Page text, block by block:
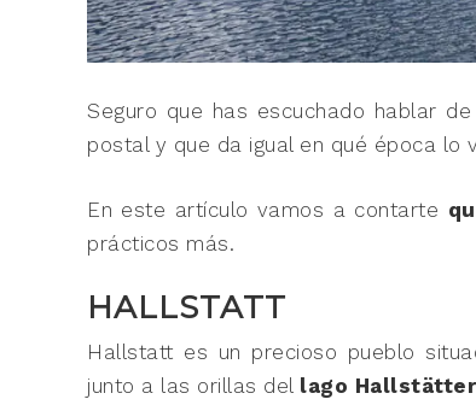
Seguro que has escuchado hablar
postal y que da igual en qué época lo
En este artículo vamos a contarte
prácticos más.
HALLSTATT
Hallstatt es un precioso pueblo
junto a las orillas del lago